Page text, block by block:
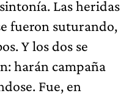
Las heridas
fueron suturando,
Y los dos se
harán campaña
Fue, en